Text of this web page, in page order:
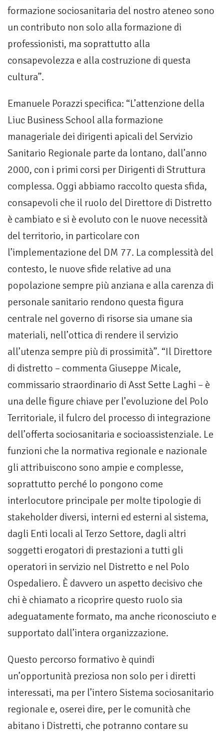
formazione sociosanitaria del nostro ateneo sono
un contributo non solo alla formazione di
professionisti, ma soprattutto alla
consapevolezza e alla costruzione di questa
cultura”.
Emanuele Porazzi specifica: “L’attenzione della
Liuc Business School alla formazione
manageriale dei dirigenti apicali del Servizio
Sanitario Regionale parte da lontano, dall’anno
2000, con i primi corsi per Dirigenti di Struttura
complessa. Oggi abbiamo raccolto questa sfida,
consapevoli che il ruolo del Direttore di Distretto
è cambiato e si è evoluto con le nuove necessità
del territorio, in particolare con
l’implementazione del DM 77. La complessità del
contesto, le nuove sfide relative ad una
popolazione sempre più anziana e alla carenza di
personale sanitario rendono questa figura
centrale nel governo di risorse sia umane sia
materiali, nell’ottica di rendere il servizio
all’utenza sempre più di prossimità”. “Il Direttore
di distretto – commenta Giuseppe Micale,
commissario straordinario di Asst Sette Laghi – è
una delle figure chiave per l’evoluzione del Polo
Territoriale, il fulcro del processo di integrazione
dell’offerta sociosanitaria e socioassistenziale. Le
funzioni che la normativa regionale e nazionale
gli attribuiscono sono ampie e complesse,
soprattutto perché lo pongono come
interlocutore principale per molte tipologie di
stakeholder diversi, interni ed esterni al sistema,
dagli Enti locali al Terzo Settore, dagli altri
soggetti erogatori di prestazioni a tutti gli
operatori in servizio nel Distretto e nel Polo
Ospedaliero. È davvero un aspetto decisivo che
chi è chiamato a ricoprire questo ruolo sia
adeguatamente formato, ma anche riconosciuto e
supportato dall’intera organizzazione.
Questo percorso formativo è quindi
un’opportunità preziosa non solo per i diretti
interessati, ma per l’intero Sistema sociosanitario
regionale e, oserei dire, per le comunità che
abitano i Distretti, che potranno contare su